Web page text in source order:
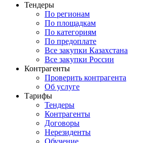
Тендеры
По регионам
По площадкам
По категориям
По предоплате
Все закупки Казахстана
Все закупки России
Контрагенты
Проверить контрагента
Об услуге
Тарифы
Тендеры
Контрагенты
Договоры
Нерезиденты